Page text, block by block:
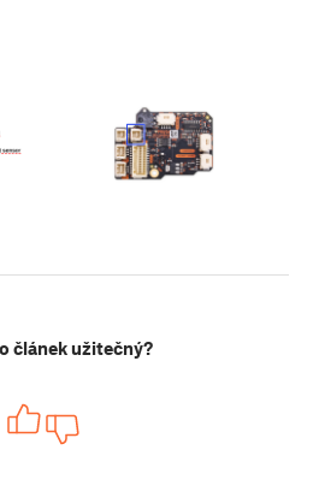
článek užitečný?